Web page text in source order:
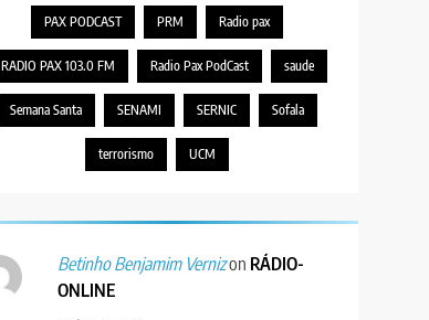
PAX PODCAST PRM Radio pax
RADIO PAX 103.0 FM Radio Pax PodCast saude
Semana Santa SENAMI SERNIC Sofala
terrorismo UCM
Betinho Benjamim Vernizon RÁDIO-
ONLINE